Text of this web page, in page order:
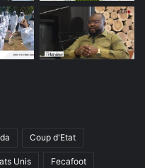
Coup d'Etat
Unis Fecafoot